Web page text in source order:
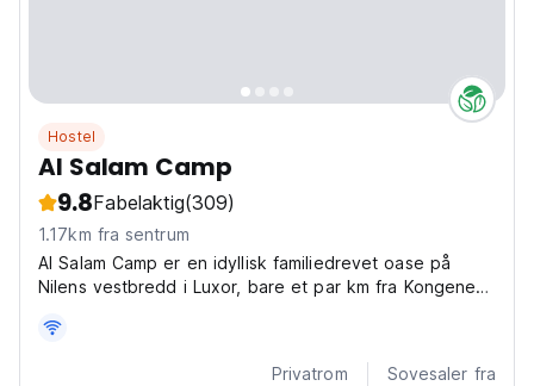
Hostel
Al Salam Camp
9.8Fabelaktig(309)
1.17km fra sentrum
Al Salam Camp er en idyllisk familiedrevet oase på
Nilens vestbredd i Luxor, bare et par km fra Kongenes
Privatrom Sovesaler fra